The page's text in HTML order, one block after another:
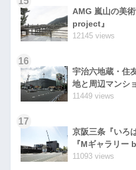
AMG 嵐山の美
project』
12145 views
16
宇治六地蔵・住
地と周辺マンシ
11449 views
17
京阪三条『いろ
『Mギャラリー
11093 views